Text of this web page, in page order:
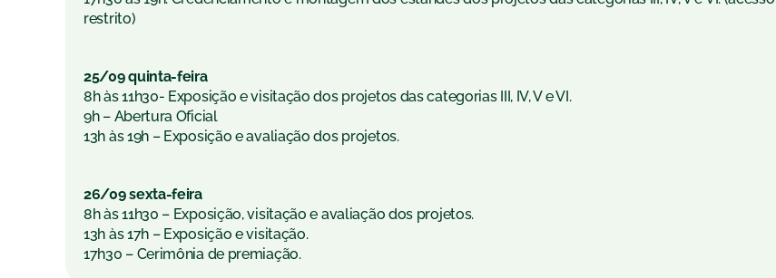
restrito)
25/09 quinta-feira
8h às 11h30- Exposição e visitação dos projetos das categorias III, IV, V e VI.
9h – Abertura Oficial
13h às 19h – Exposição e avaliação dos projetos.
26/09 sexta-feira
8h às 11h30 – Exposição, visitação e avaliação dos projetos.
13h às 17h – Exposição e visitação.
17h30 – Cerimônia de premiação.